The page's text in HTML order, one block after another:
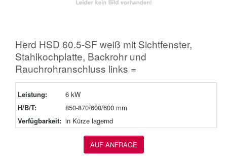
Herd HSD 60.5-SF weiß mit Sichtfenster,
Stahlkochplatte, Backrohr und
Rauchrohranschluss links =
Leistung:
6 kW
H/B/T:
850-870/600/600 mm
Verfügbarkeit: in Kürze lagernd
AUF ANFRAGE